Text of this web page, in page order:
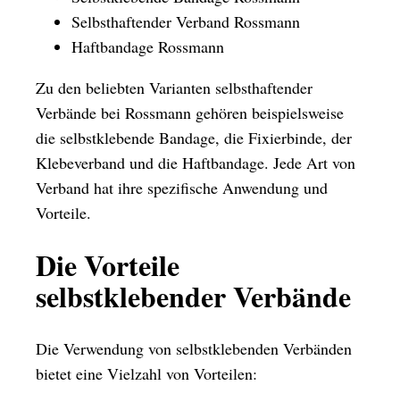
Selbsthaftender Verband Rossmann
Haftbandage Rossmann
Zu den beliebten Varianten selbsthaftender
Verbände bei Rossmann gehören beispielsweise
die selbstklebende Bandage, die Fixierbinde, der
Klebeverband und die Haftbandage. Jede Art von
Verband hat ihre spezifische Anwendung und
Vorteile.
Die Vorteile
selbstklebender Verbände
Die Verwendung von selbstklebenden Verbänden
bietet eine Vielzahl von Vorteilen: